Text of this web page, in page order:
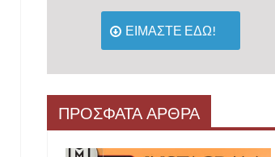
ΕΙΜΑΣΤΕ ΕΔΩ!
ΠΡΟΣΦΑΤΑ ΑΡΘΡΑ